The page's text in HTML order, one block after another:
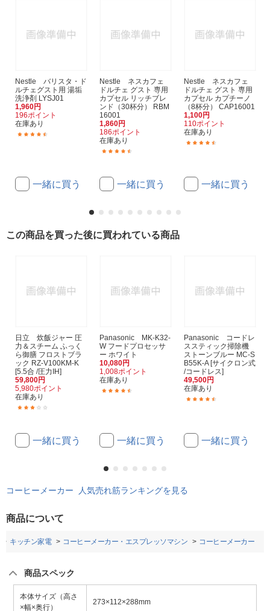
Nestle バリスタ・ド
ルチェグスト用 湯垢
洗浄剤 LYSJ01
1,960円
196ポイント
在庫あり
一緒に買う
Nestle ネスカフェ
ドルチェ グスト 専用
カプセル リッチブレ
ンド（30杯分） RBM
16001
1,860円
186ポイント
在庫あり
一緒に買う
Nestle ネスカフェ
ドルチェ グスト 専用
カプセル カプチーノ
（8杯分） CAP16001
1,100円
110ポイント
在庫あり
一緒に買う
この商品を買った後に買われている商品
日立 炊飯ジャー 圧
力＆スチーム ふっく
ら御膳 フロストブラ
ック RZ-V100KM-K
[5.5合 /圧力IH]
59,800円
5,980ポイント
在庫あり
一緒に買う
Panasonic MK-K32-
W フードプロセッサ
ー ホワイト
10,080円
1,008ポイント
在庫あり
一緒に買う
Panasonic コードレ
ススティック掃除機
ストーンブルー MC-S
B55K-A [サイクロン式
/コードレス]
49,500円
在庫あり
一緒に買う
コーヒーメーカー 人気売れ筋ランキングを見る
商品について
キッチン家電 コーヒーメーカー・エスプレッソマシン コーヒーメーカー
商品スペック
本体サイズ（高さ
×幅×奥行）
273×112×288mm